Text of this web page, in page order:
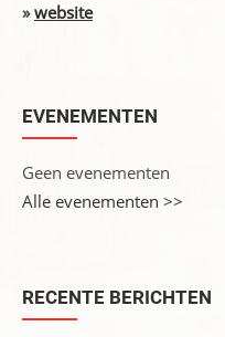
»website
EVENEMENTEN
Geen evenementen
Alle evenementen >>
RECENTE BERICHTEN